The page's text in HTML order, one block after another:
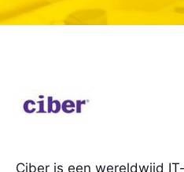
Ciber is een wereldwijd